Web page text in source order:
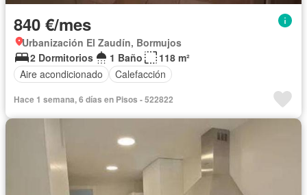
840 €/mes
Urbanización El Zaudín, Bormujos
2 Dormitorios
1 Baño
118 m²
Aire acondicionado
Calefacción
Hace 1 semana, 6 días en Pisos - 522822